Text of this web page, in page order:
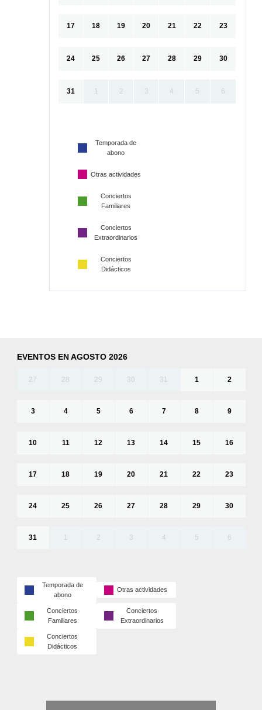
17 18 19 20 21 22 23
24 25 26 27 28 29 30
31 1 2 3 4 5 6
Temporada de
abono
Otras actividades
Conciertos
Familiares
Conciertos
Extraordinarios
Conciertos
Didácticos
EVENTOS EN AGOSTO 2026
27 28 29 30 31 1 2
3 4 5 6 7 8 9
10 11 12 13 14 15 16
17 18 19 20 21 22 23
24 25 26 27 28 29 30
31 1 2 3 4 5 6
Temporada de
abono
Otras actividades
Conciertos
Familiares
Conciertos
Extraordinarios
Conciertos
Didácticos